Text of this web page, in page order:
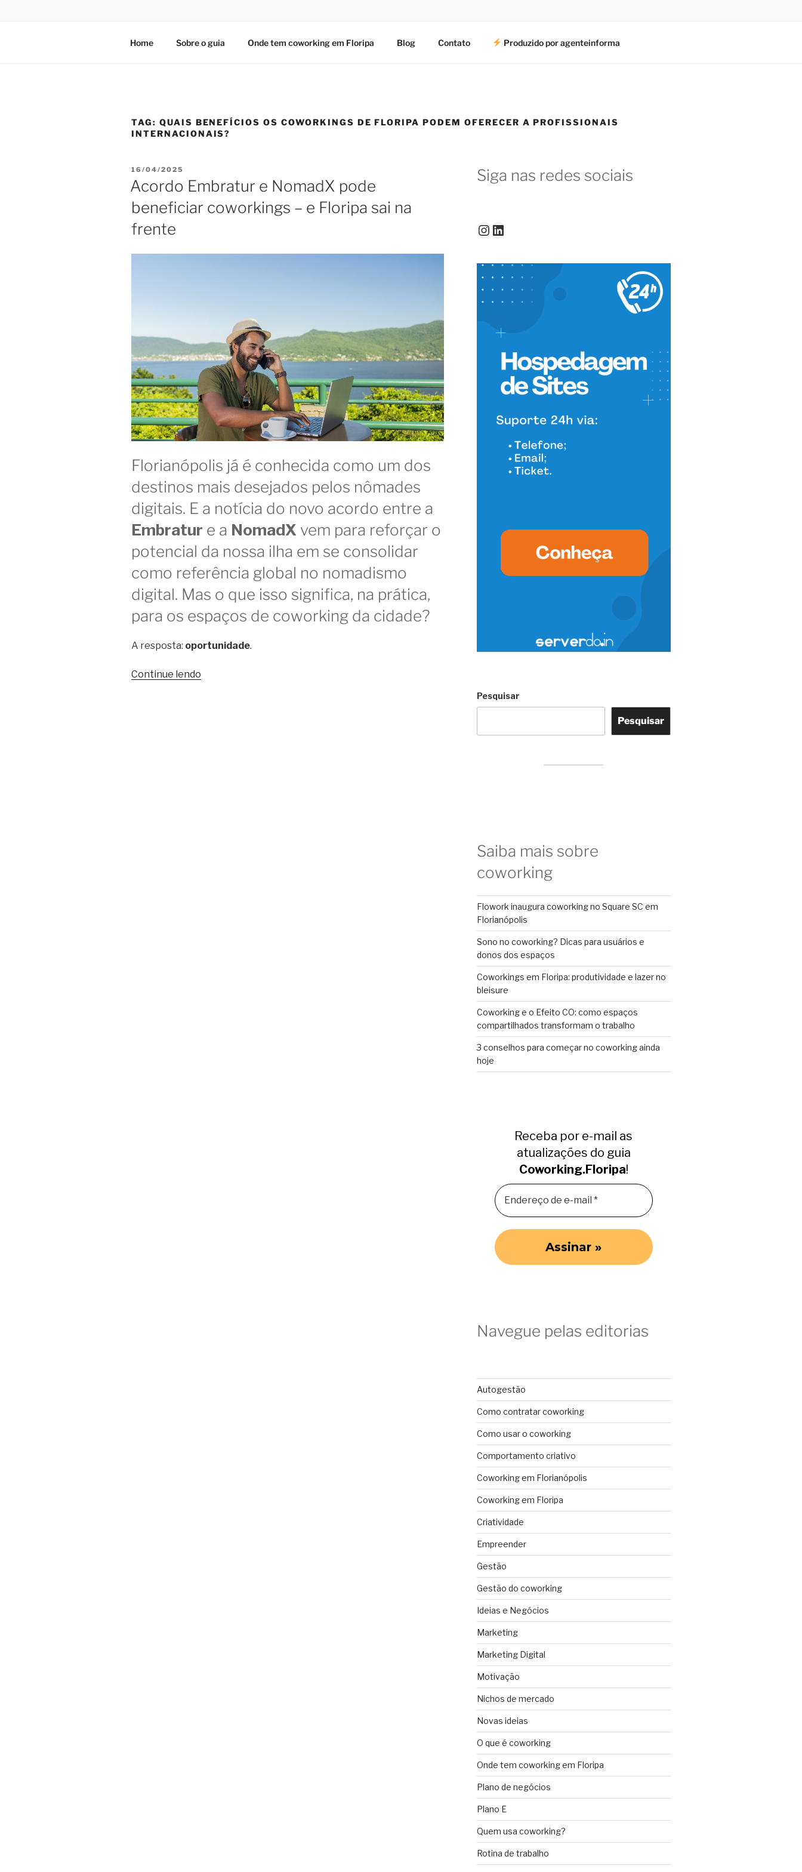
Home Sobre o guia Onde tem coworking em Floripa Blog Contato Produzido por agenteinforma
TAG: QUAIS BENEFÍCIOS OS COWORKINGS DE FLORIPA PODEM OFERECER A PROFISSIONAIS
INTERNACIONAIS?
PUBLICADO
EM
16/04/2025
Acordo Embratur e NomadX pode
beneficiar coworkings – e Floripa sai na
frente
Florianópolis já é conhecida como um dos
destinos mais desejados pelos nômades
digitais. E a notícia do novo acordo entre a
Embratur e a NomadX vem para reforçar o
potencial da nossa ilha em se consolidar
como referência global no nomadismo
digital. Mas o que isso significa, na prática,
para os espaços de coworking da cidade?
A resposta: oportunidade.
Continue lendo
Siga nas redes sociais
Instagram
LinkedIn
Pesquisar
Pesquisar
Saiba mais sobre
coworking
Flowork inaugura coworking no Square SC em
Florianópolis
Sono no coworking? Dicas para usuários e
donos dos espaços
Coworkings em Floripa: produtividade e lazer no
bleisure
Coworking e o Efeito CO: como espaços
compartilhados transformam o trabalho
3 conselhos para começar no coworking ainda
hoje
Receba por e-mail as
atualizações do guia
Coworking.Floripa!
Navegue pelas editorias
Autogestão
Como contratar coworking
Como usar o coworking
Comportamento criativo
Coworking em Florianópolis
Coworking em Floripa
Criatividade
Empreender
Gestão
Gestão do coworking
Ideias e Negócios
Marketing
Marketing Digital
Motivação
Nichos de mercado
Novas ideias
O que é coworking
Onde tem coworking em Floripa
Plano de negócios
Plano E
Quem usa coworking?
Rotina de trabalho